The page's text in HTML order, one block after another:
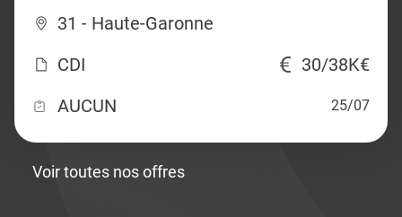
31 - Haute-Garonne
CDI
30/38K€
AUCUN
25/07
Voir toutes nos offres